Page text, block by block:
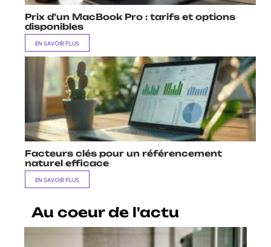
Prix d’un MacBook Pro : tarifs et options
disponibles
EN SAVOIR PLUS
Facteurs clés pour un référencement
naturel efficace
EN SAVOIR PLUS
Au coeur de l'actu